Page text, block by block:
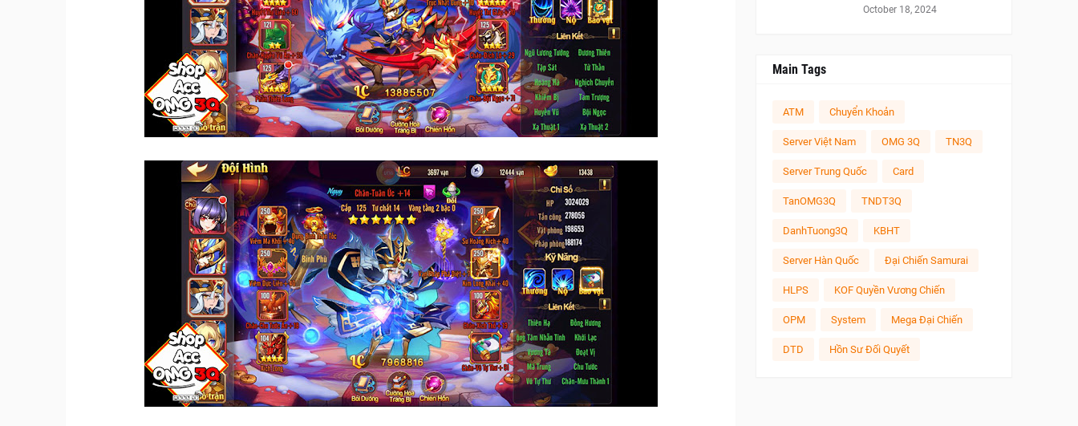
October 18, 2024
Main Tags
ATM Chuyển Khoản
Server Việt Nam OMG 3Q TN3Q
Server Trung Quốc Card
TanOMG3Q TNDT3Q
DanhTuong3Q KBHT
Server Hàn Quốc Đại Chiến Samurai
HLPS KOF Quyền Vương Chiến
OPM System Mega Đại Chiến
DTD Hồn Sư Đối Quyết